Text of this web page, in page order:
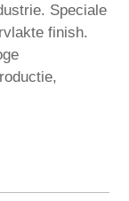
Speciale
finish.